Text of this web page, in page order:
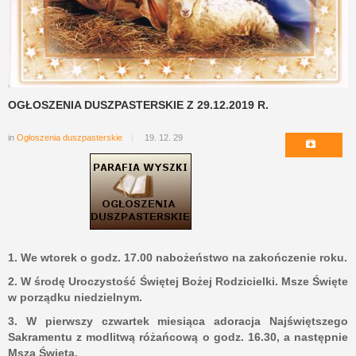
OGŁOSZENIA DUSZPASTERSKIE Z 29.12.2019 R.
in Ogłoszenia duszpasterskie 19. 12. 29
1. We wtorek o godz. 17.00 nabożeństwo na zakończenie roku.
2. W środę Uroczystość Świętej Bożej Rodzicielki. Msze Święte
w porządku niedzielnym.
3. W pierwszy czwartek miesiąca adoracja Najświętszego
Sakramentu z modlitwą różańcową o godz. 16.30, a następnie
Msza Święta.